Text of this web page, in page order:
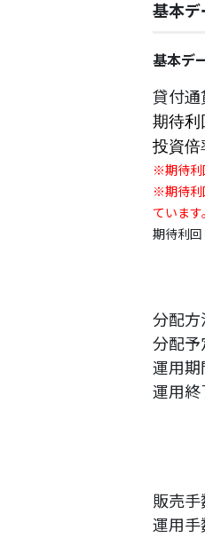
基本デ
基本デ
貸
期待利
投資倍
※期待利
※期待利
ています
期待利
分
分
運
運
販
運用